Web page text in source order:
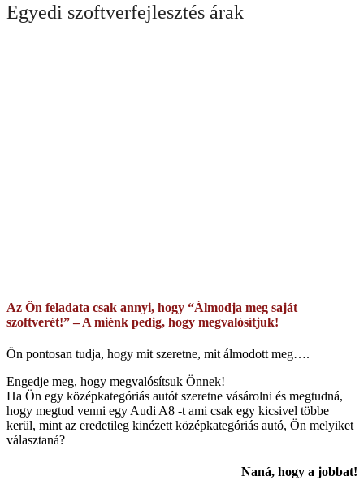
Egyedi szoftverfejlesztés árak
Az Ön feladata csak annyi, hogy “Álmodja meg saját
szoftverét!” – A miénk pedig, hogy megvalósítjuk!
Ön pontosan tudja, hogy mit szeretne, mit álmodott meg….
Engedje meg, hogy megvalósítsuk Önnek!
Ha Ön egy középkategóriás autót szeretne vásárolni és megtudná,
hogy megtud venni egy Audi A8 -t ami csak egy kicsivel többe
kerül, mint az eredetileg kinézett középkategóriás autó, Ön melyiket
választaná?
Naná, hogy a jobbat!